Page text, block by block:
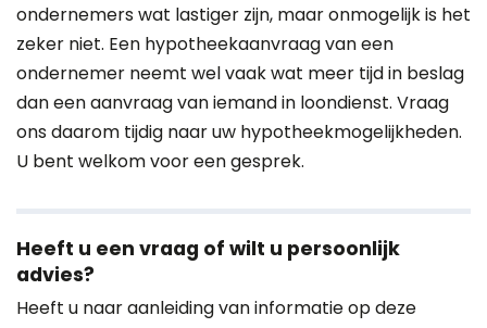
ondernemers wat lastiger zijn, maar onmogelijk is het
zeker niet. Een hypotheekaanvraag van een
ondernemer neemt wel vaak wat meer tijd in beslag
dan een aanvraag van iemand in loondienst. Vraag
ons daarom tijdig naar uw hypotheekmogelijkheden.
U bent welkom voor een gesprek.
Heeft u een vraag of wilt u persoonlijk
advies?
Heeft u naar aanleiding van informatie op deze